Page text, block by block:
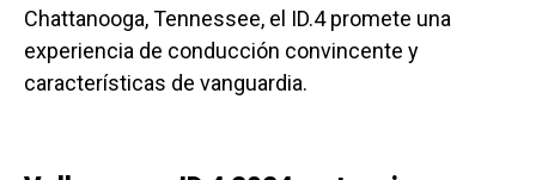
Chattanooga, Tennessee, el ID.4 promete una
experiencia de conducción convincente y
características de vanguardia.